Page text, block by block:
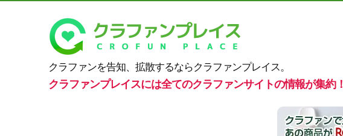
クラファンを告知、拡散するならクラファンプレイス。
クラファンプレイスには全てのクラファンサイトの情報が集約！